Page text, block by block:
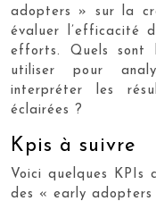
adopters » sur la
évaluer l’efficacité
efforts. Quels sont
utiliser pour
interpréter les
éclairées ?
Kpis à suivre
Voici quelques KPIs
des « early adopters